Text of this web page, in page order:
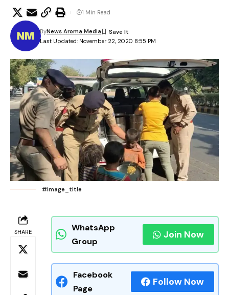
Last Updated: November 22, 2020 8:55 PM
ByNews Aroma Media
1 Min Read
#image_title
SHARE
WhatsApp
Group
Join Now
Facebook
Page
Follow Now